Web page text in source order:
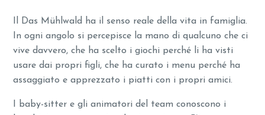
Il Das Mühlwald ha il senso reale della vita in famiglia.
In ogni angolo si percepisce la mano di qualcuno che ci
vive davvero, che ha scelto i giochi perché li ha visti
usare dai propri figli, che ha curato i menu perché ha
assaggiato e apprezzato i piatti con i propri amici.
I baby-sitter e gli animatori del team conoscono i